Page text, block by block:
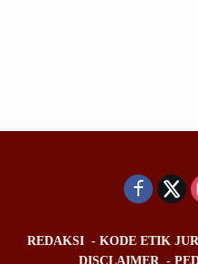
REDAKSI KODE ETIK
DISCLAIMER